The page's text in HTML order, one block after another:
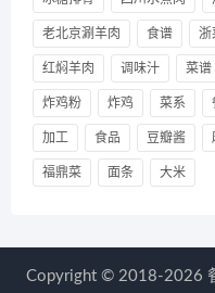
老北京涮羊肉 食谱 浙
红焖羊肉 调味汁 菜谱
炸鸡粉 炸鸡 菜系
加工 食品 豆瓣酱
福鼎菜 面条 大米
Copyright © 2018-2026